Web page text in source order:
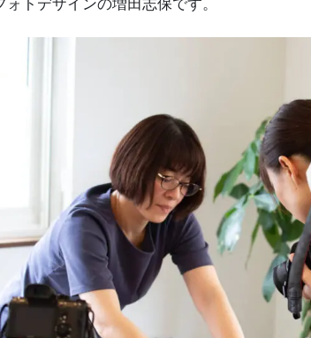
ォトデザインの増田志保です。